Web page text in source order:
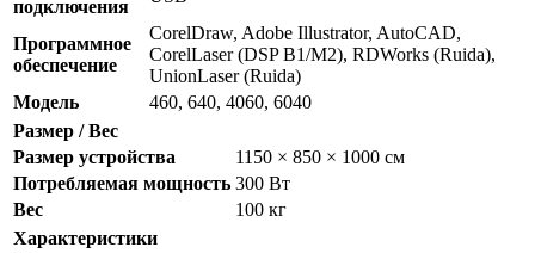
подключения
Программное
обеспечение
CorelDraw, Adobe Illustrator, AutoCAD,
CorelLaser (DSP B1/M2), RDWorks (Ruida),
UnionLaser (Ruida)
Модель
460, 640, 4060, 6040
Размер / Вес
Размер устройства
1150 × 850 × 1000 см
Потребляемая мощность 300 Вт
Вес
100 кг
Характеристики